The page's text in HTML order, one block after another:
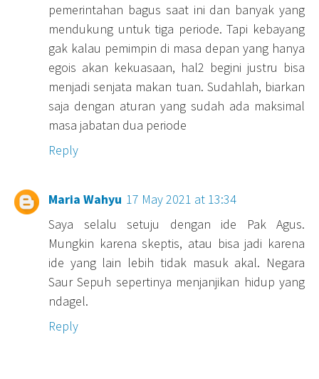
pemerintahan bagus saat ini dan banyak yang
mendukung untuk tiga periode. Tapi kebayang
gak kalau pemimpin di masa depan yang hanya
egois akan kekuasaan, hal2 begini justru bisa
menjadi senjata makan tuan. Sudahlah, biarkan
saja dengan aturan yang sudah ada maksimal
masa jabatan dua periode
Reply
Maria Wahyu 17 May 2021 at 13:34
Saya selalu setuju dengan ide Pak Agus.
Mungkin karena skeptis, atau bisa jadi karena
ide yang lain lebih tidak masuk akal. Negara
Saur Sepuh sepertinya menjanjikan hidup yang
ndagel.
Reply